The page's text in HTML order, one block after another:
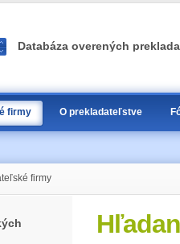
Databáza overených
firmy O prekladateľstve
firmy